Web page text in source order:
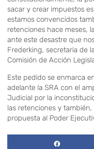
sacar y crear impuestos
estamos convencidos
retenciones hace meses,
ante este desastre que
Frederking, secretaria de
Comisión de Acción
Este pedido se enmarca
adelante la SRA con el
Judicial por la
las retenciones y
propuesta al Poder